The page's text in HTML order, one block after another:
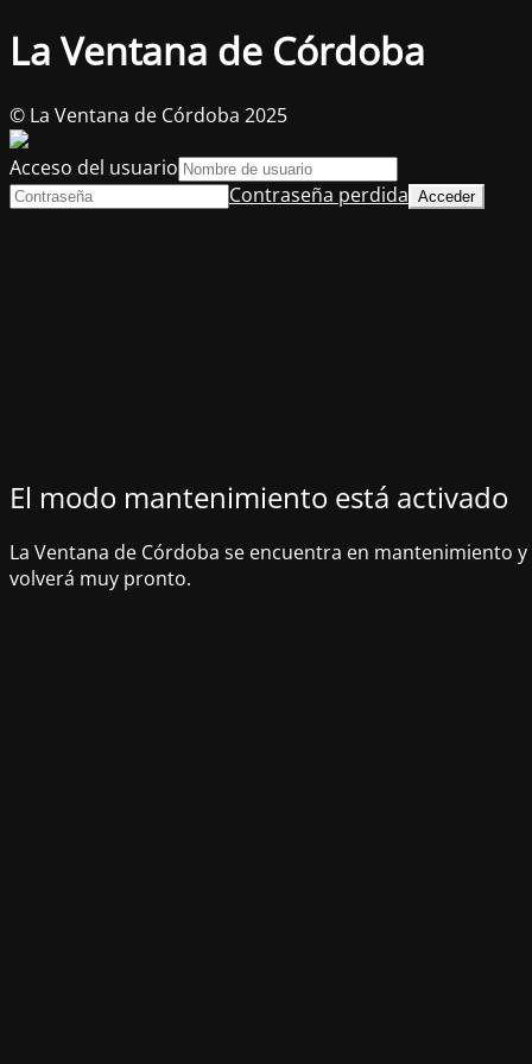
La Ventana de Córdoba
El modo mantenimiento está activado
La Ventana de Córdoba se encuentra en mantenimiento y
volverá muy pronto.
© La Ventana de Córdoba 2025
Acceso del usuario
Contraseña perdida